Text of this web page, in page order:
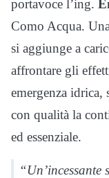
portavoce l’ing.
Como Acqua.
si aggiunge a
affrontare gli
emergenza idrica,
con qualità la
ed essenziale.